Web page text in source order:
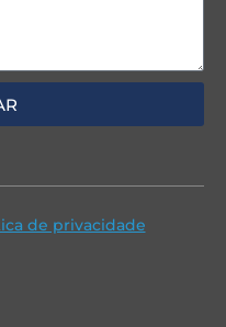
de privacidade